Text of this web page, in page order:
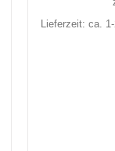
Lieferzeit: ca.